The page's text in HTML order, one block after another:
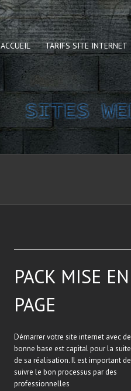
ACCUEIL TARIFS SITE INTERNET
PACK MISE EN
PAGE
Démarrer votre site internet avec de
bonne base est capital pour la suite
de sa réalisation. Il est important de
suivre le bon processus par des
professionnelles